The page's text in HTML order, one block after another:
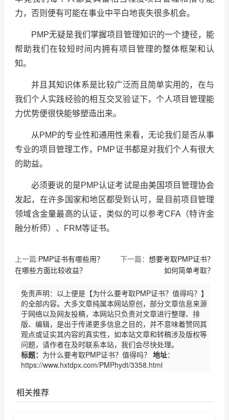
力，否则便有可能在事业中平白地丧失很多机会。
PMP无疑是我们掌握项目管理知识的一个捷径，能
帮助我们在较短时间内拥有项目管理的整体框架和认
知。
并且其知识体系是比较广泛而且简单实用的，在与
我们个人实践经验的相互交叉验证下，个人项目管理能
力优势便很快能够塑造出来。
从PMP的专业性和通用性来看，无论我们是否从事
专业的项目管理工作，PMP证书都是对我们个人有很大
的助益。
必须要说的是PMP认证考试是由美国项目管理协会
发起，在许多国家和地区都受到认可，是目前项目管理
领域含金量最高的认证，类似的可以参考CFA（特许金
融分析师）、FRM等证书。
上一篇:PMP证书有哪些用？
在哪些方面比较收益？
下一篇：想要考取PMP证书？
如何简单考取？
免责声明：以上便是【为什么要考取PMP证书？值得吗？】
的全部内容。大多文章纯属本网站原创，部分文章信息来源
于网络以及网友投稿，本网站只负责对文章进行整理、排
版、编辑，是出于传递更多信息之目的，并不意味着赞同其
观点或证实其内容的真实性，如本站文章和转稿涉及版权等
问题，请作者在及时联系本站，我们会尽快处理。
标题： 为什么要考取PMP证书？值得吗？ 地址：
https://www.hxtdpx.com/PMPhydt/3358.html
相关推荐